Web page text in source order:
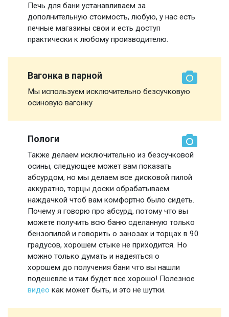
Печь для бани устанавливаем за
дополнительную стоимость, любую, у нас есть
печные магазины свои и есть доступ
практически к любому производителю.
Вагонка в парной
Мы используем исключительно безсучковую
осиновую вагонку
Пологи
Также делаем исключительно из безсучковой
осины, следующее может вам показать
абсурдом, но мы делаем все дисковой пилой
аккуратно, торцы доски обрабатываем
наждачкой чтоб вам комфортно было сидеть.
Почему я говорю про абсурд, потому что вы
можете получить всю баню сделанную только
бензопилой и говорить о занозах и торцах в 90
градусов, хорошем стыке не приходится. Но
можно только думать и надеяться о
хорошем до получения бани что вы нашли
подешевле и там будет все хорошо! Полезное
видео как может быть, и это не шутки.